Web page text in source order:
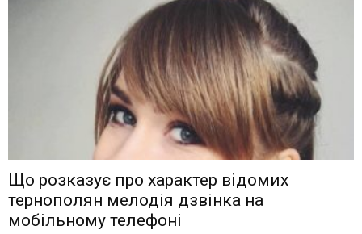
Що розказує про характер відомих
тернополян мелодія дзвінка на
мобільному телефоні